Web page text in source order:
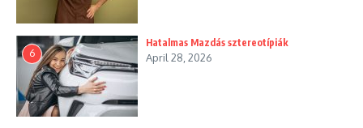
6
Hatalmas Mazdás sztereotípiák
April 28, 2026